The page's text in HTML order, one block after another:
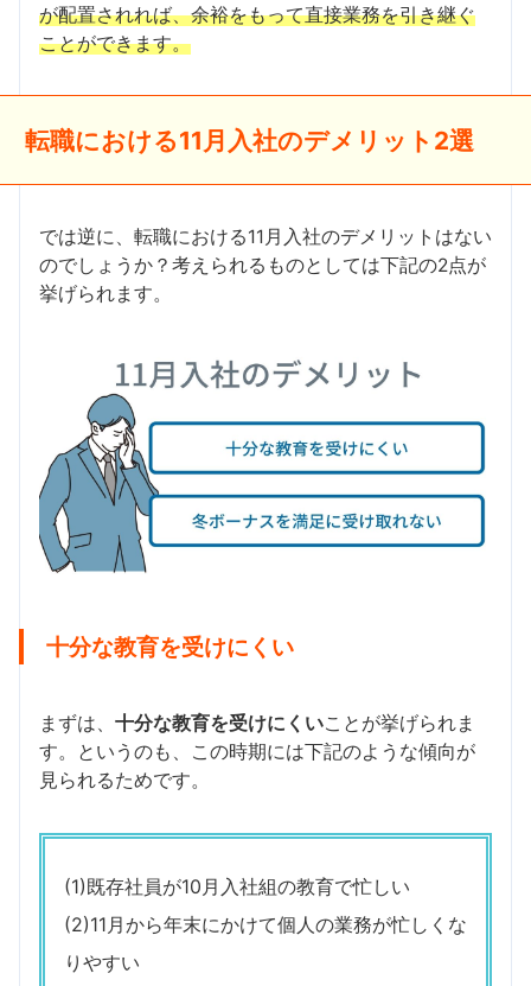
が配置されれば、余裕をもって直接業務を引き継ぐ
ことができます。
転職における11月入社のデメリット2選
では逆に、転職における11月入社のデメリットはない
のでしょうか？考えられるものとしては下記の2点が
挙げられます。
十分な教育を受けにくい
まずは、 十分な教育を受けにくいことが挙げられま
す。というのも、この時期には下記のような傾向が
見られるためです。
(1)既存社員が10月入社組の教育で忙しい
(2)11月から年末にかけて個人の業務が忙しくな
りやすい